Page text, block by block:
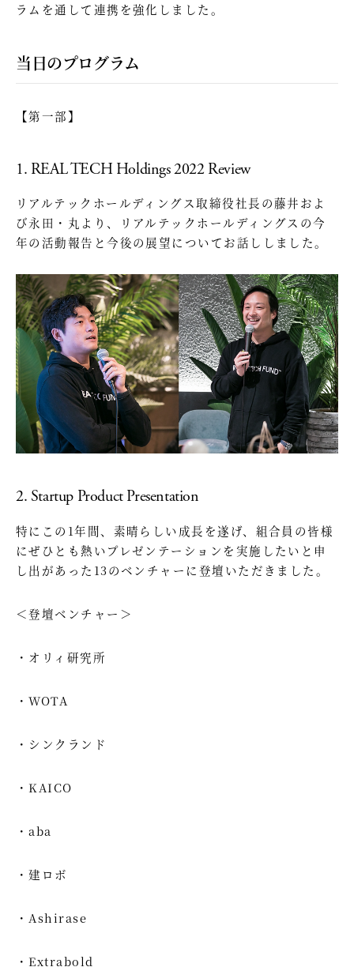
ラムを通して連携を強化しました。
当日のプログラム
【第一部】
1. REAL TECH Holdings 2022 Review
リアルテックホールディングス取締役社長の藤井およ
び永田・丸より、リアルテックホールディングスの今
年の活動報告と今後の展望についてお話ししました。
2. Startup Product Presentation
特にこの1年間、素晴らしい成長を遂げ、組合員の皆様
にぜひとも熱いプレゼンテーションを実施したいと申
し出があった13のベンチャーに登壇いただきました。
＜登壇ベンチャー＞
・オリィ研究所
・WOTA
・シンクランド
・KAICO
・aba
・建ロボ
・Ashirase
・Extrabold